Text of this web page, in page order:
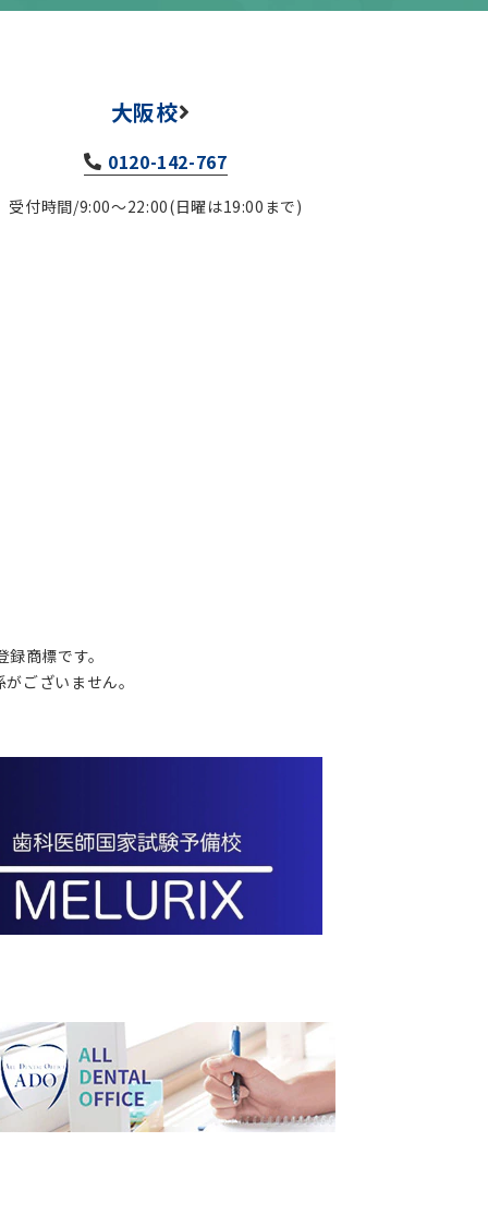
大阪校
0120-142-767
受付時間/9:00～22:00(日曜は19:00まで)
商標です。
ございません。